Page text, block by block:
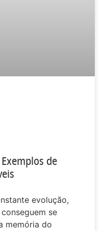
de
evolução,
se
memória do